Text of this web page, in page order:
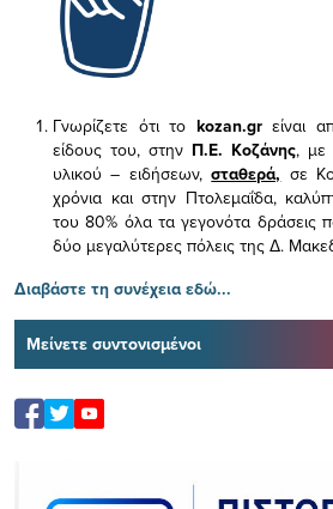
Γνωρίζετε ότι το kozan.gr είναι
είδους του, στην Π.Ε. Κοζάνης, με
υλικού – ειδήσεων,σταθερά, σε
χρόνια και στην Πτολεμαΐδα,
του 80% όλα τα γεγονότα δράσεις
δύο μεγαλύτερες πόλεις της Δ.
Διαβάστε τη συνέχεια εδώ...
Μείνετε συντονισμένοι